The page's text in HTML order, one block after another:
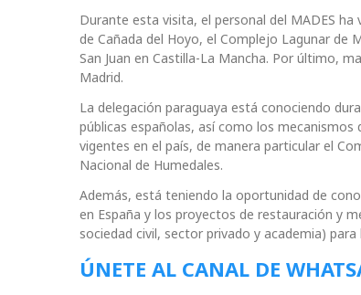
Durante esta visita, el personal del MADES
de Cañada del Hoyo, el Complejo Lagunar de
San Juan en Castilla-La Mancha. Por último,
Madrid.
La delegación paraguaya está conociendo
públicas españolas, así como los
vigentes en el país, de manera particular el
Nacional de Humedales.
Además, está teniendo la oportunidad de
en España y los proyectos de restauración y
sociedad civil, sector privado y academia)
ÚNETE AL CANAL DE